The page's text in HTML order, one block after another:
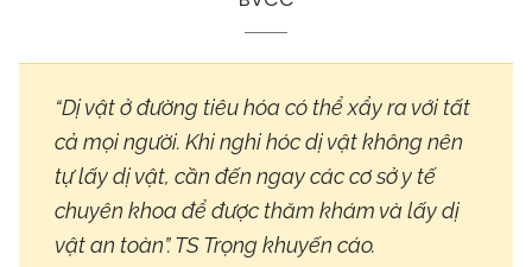
“Dị vật ở đường tiêu hóa có thể xẩy ra với tất
cả mọi người. Khi nghi hóc dị vật không nên
tự lấy dị vật, cần đến ngay các cơ sở y tế
chuyên khoa để được thăm khám và lấy dị
vật an toàn”. TS Trọng khuyến cáo.